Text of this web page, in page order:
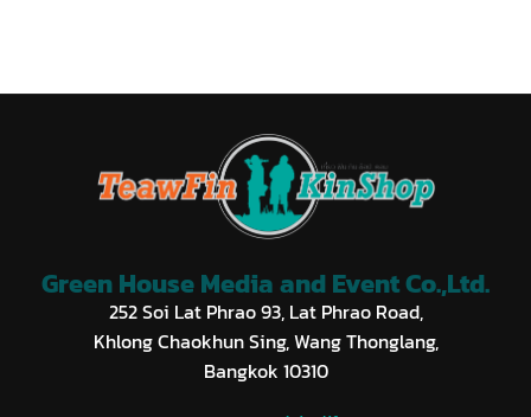
Green House Media and Event Co.,Ltd.
252 Soi Lat Phrao 93, Lat Phrao Road,
Khlong Chaokhun Sing, Wang Thonglang,
Bangkok 10310